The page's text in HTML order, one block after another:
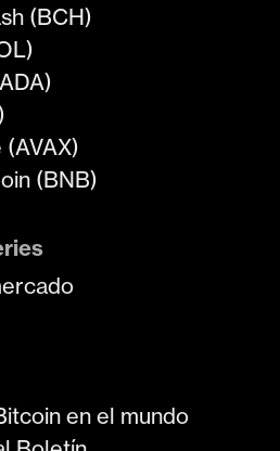
(BCH)
(AVAX)
(BNB)
en el mundo